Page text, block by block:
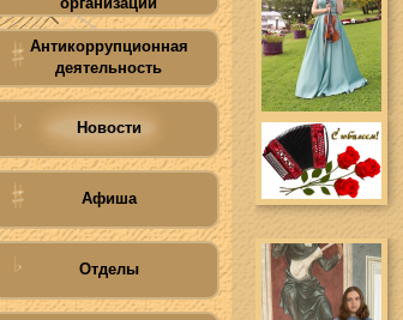
Антикоррупционная
деятельность
Новости
Афиша
Отделы